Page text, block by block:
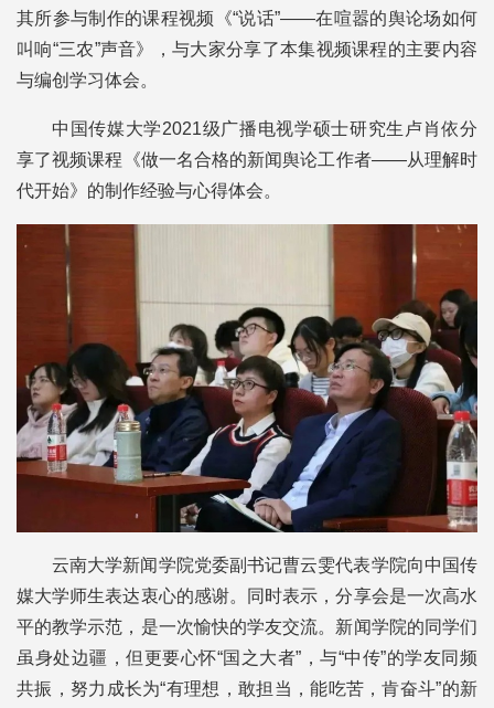
其所参与制作的课程视频《“说话”——在喧嚣的舆论场如何
叫响“三农”声音》，与大家分享了本集视频课程的主要内容
与编创学习体会。
中国传媒大学2021级广播电视学硕士研究生卢肖依分
享了视频课程《做一名合格的新闻舆论工作者——从理解时
代开始》的制作经验与心得体会。
云南大学新闻学院党委副书记曹云雯代表学院向中国传
媒大学师生表达衷心的感谢。同时表示，分享会是一次高水
平的教学示范，是一次愉快的学友交流。新闻学院的同学们
虽身处边疆，但更要心怀“国之大者”，与“中传”的学友同频
共振，努力成长为“有理想，敢担当，能吃苦，肯奋斗”的新